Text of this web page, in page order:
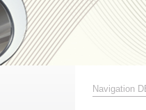
Navigation